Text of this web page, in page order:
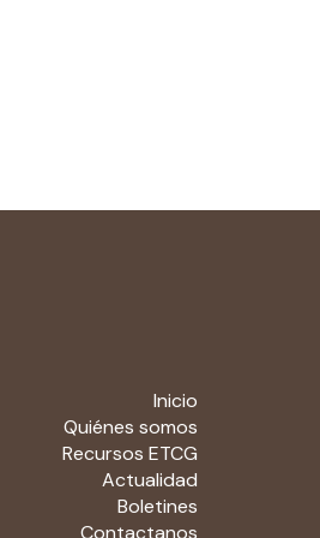
Inicio
Quiénes somos
Recursos ETCG
Actualidad
Boletines
Contactanos